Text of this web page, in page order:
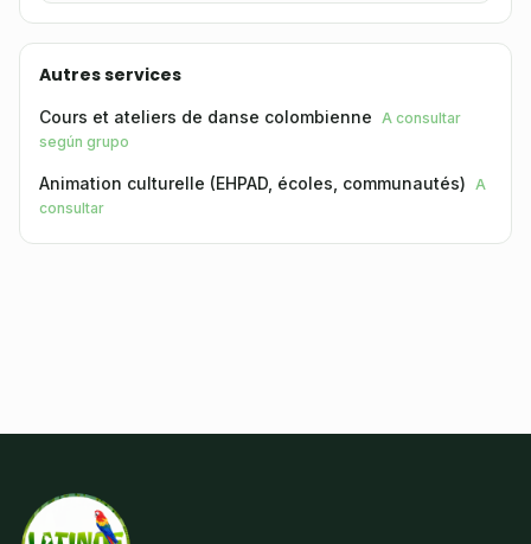
Autres services
Cours et ateliers de danse colombienne
A consultar
según grupo
Animation culturelle (EHPAD, écoles, communautés)
A
consultar